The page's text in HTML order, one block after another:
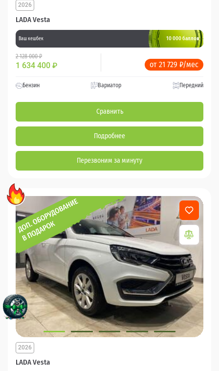
LADA Vesta
2026
Ваш кешбек 10 000 баллов
2 128 000 ₽
1 634 400 ₽ от 21 729 ₽/мес
Бензин Вариатор Передний
Сравнить
Подробнее
Перезвоним за минуту
LADA Vesta
2026